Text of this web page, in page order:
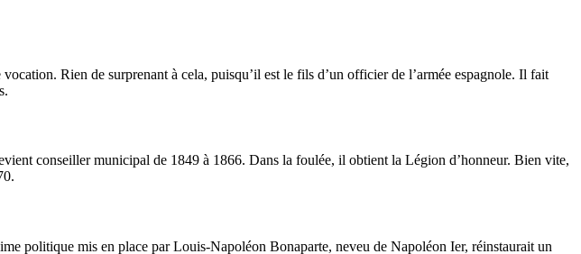
Rien de surprenant à cela, puisqu’il est le fils d’un officier de l’armée espagnole. Il fait
conseiller municipal de 1849 à 1866. Dans la foulée, il obtient la Légion d’honneur. Bien vite,
politique mis en place par Louis-Napoléon Bonaparte, neveu de Napoléon Ier, réinstaurait un